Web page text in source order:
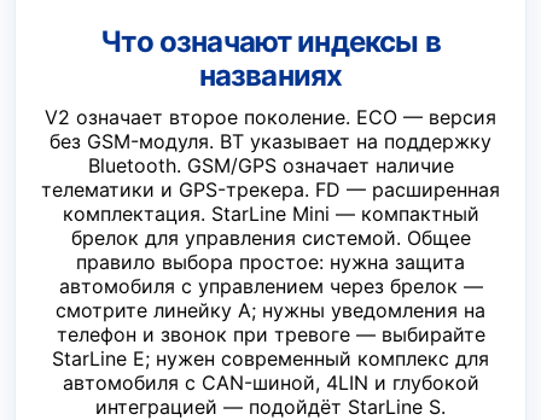
Что означают индексы в
названиях
V2 означает второе поколение. ECO — версия
без GSM-модуля. BT указывает на поддержку
Bluetooth. GSM/GPS означает наличие
телематики и GPS-трекера. FD — расширенная
комплектация. StarLine Mini — компактный
брелок для управления системой. Общее
правило выбора простое: нужна защита
автомобиля с управлением через брелок —
смотрите линейку A; нужны уведомления на
телефон и звонок при тревоге — выбирайте
StarLine E; нужен современный комплекс для
автомобиля с CAN-шиной, 4LIN и глубокой
интеграцией — подойдёт StarLine S.